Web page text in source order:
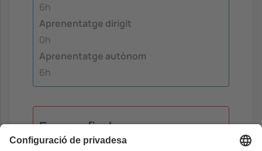
6h
Aprenentatge dirigit
0h
Aprenentatge autònom
6h
Examen final
Examen escrit, amb dos parts, sobre les